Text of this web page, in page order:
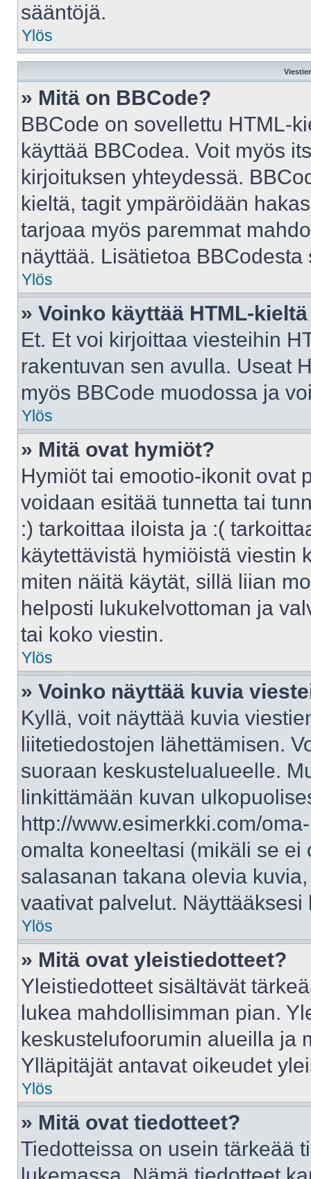
sääntöjä.
Ylös
» Mitä on BBCode?
BBCode on sovellettu HTML-
käyttää BBCodea. Voit myös
kirjoituksen yhteydessä.
kieltä, tagit ympäröidään
tarjoaa myös paremmat
näyttää. Lisätietoa
Ylös
» Voinko käyttää HTML-
Et. Et voi kirjoittaa viesteihin
rakentuvan sen avulla. Useat
myös BBCode muodossa ja
Ylös
» Mitä ovat hymiöt?
Hymiöt tai emootio-ikonit ovat
voidaan esitää tunnetta tai
:) tarkoittaa iloista ja :(
käytettävistä hymiöistä viestin
miten näitä käytät, sillä liian
helposti lukukelvottoman ja
tai koko viestin.
Ylös
» Voinko näyttää kuvia
Kyllä, voit näyttää kuvia
liitetiedostojen lähettämisen.
suoraan keskustelualueelle.
linkittämään kuvan
http://www.esimerkki.com/
omalta koneeltasi (mikäli se
salasanan takana olevia
vaativat palvelut.
Ylös
» Mitä ovat yleistiedotteet?
Yleistiedotteet sisältävät
lukea mahdollisimman pian.
keskustelufoorumin alueilla ja
Ylläpitäjät antavat oikeudet
Ylös
» Mitä ovat tiedotteet?
Tiedotteissa on usein tärkeää